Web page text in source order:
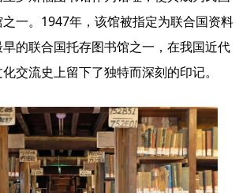
一。1947年，该馆被指定为联合国资料
的联合国托存图书馆之一，在我国近代
交流史上留下了独特而深刻的印记。